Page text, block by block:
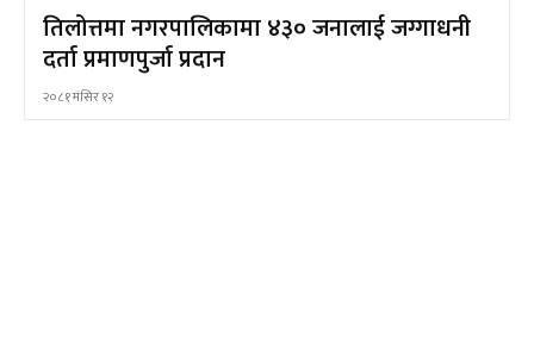
तिलोत्तमा नगरपालिकामा ४३० जनालाई जग्गाधनी
दर्ता प्रमाणपुर्जा प्रदान
२०८१ मंसिर १२